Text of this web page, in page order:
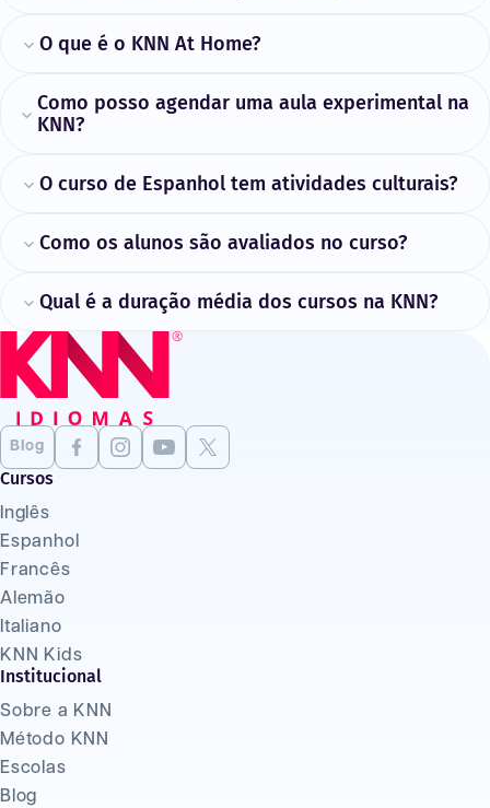
O que é o KNN At Home?
Como posso agendar uma aula experimental na
KNN?
O curso de Espanhol tem atividades culturais?
Como os alunos são avaliados no curso?
Qual é a duração média dos cursos na KNN?
Blog
Cursos
Inglês
Espanhol
Francês
Alemão
Italiano
KNN Kids
Institucional
Sobre a KNN
Método KNN
Escolas
Blog